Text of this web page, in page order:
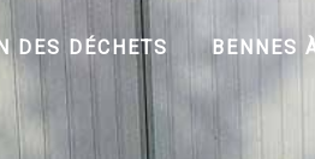
DES DÉCHETS BENNES